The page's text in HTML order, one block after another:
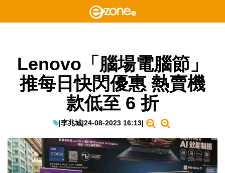
Lenovo「腦場電腦節」
推每日快閃優惠 熱賣機
款低至 6 折
|李兆城|24-08-2023 16:13|